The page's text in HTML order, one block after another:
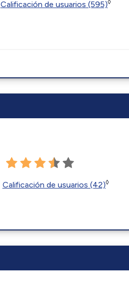
Calificación de usuarios (595)◊
Calificación de usuarios (42)◊